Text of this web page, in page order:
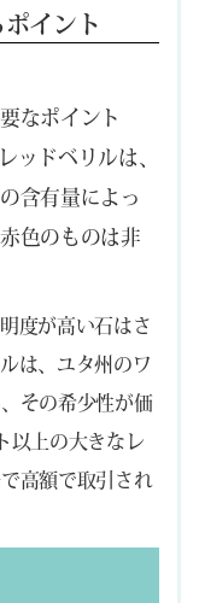
イント
なポイント
ッドベリルは、
含有量によっ
色のものは非
度が高い石はさ
は、ユタ州のワ
その希少性が価
以上の大きなレ
高額で取引され